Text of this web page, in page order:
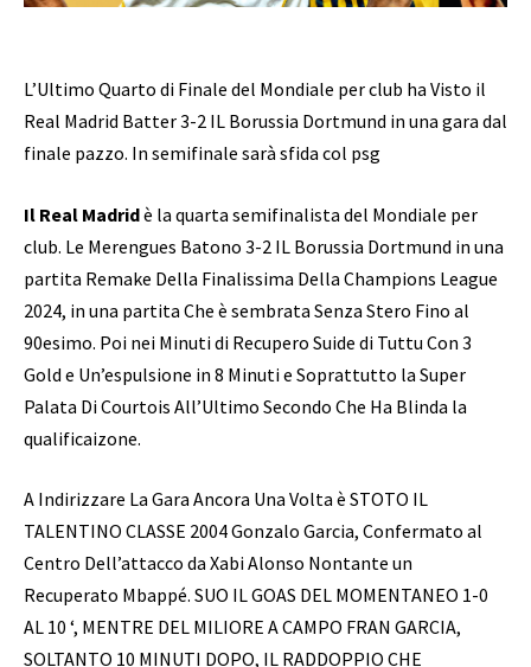
L’Ultimo Quarto di Finale del Mondiale per club ha Visto il
Real Madrid Batter 3-2 IL Borussia Dortmund in una gara dal
finale pazzo. In semifinale sarà sfida col psg
Il Real Madridè la quarta semifinalista del Mondiale per
club. Le Merengues Batono 3-2 IL Borussia Dortmund in una
partita Remake Della Finalissima Della Champions League
2024, in una partita Che è sembrata Senza Stero Fino al
90esimo. Poi nei Minuti di Recupero Suide di Tuttu Con 3
Gold e Un’espulsione in 8 Minuti e Soprattutto la Super
Palata Di Courtois All’Ultimo Secondo Che Ha Blinda la
qualificaizone.
A Indirizzare La Gara Ancora Una Volta è STOTO IL
TALENTINO CLASSE 2004 Gonzalo Garcia, Confermato al
Centro Dell’attacco da Xabi Alonso Nontante un
Recuperato Mbappé. SUO IL GOAS DEL MOMENTANEO 1-0
AL 10 ‘, MENTRE DEL MILIORE A CAMPO FRAN GARCIA,
SOLTANTO 10 MINUTI DOPO, IL RADDOPPIO CHE